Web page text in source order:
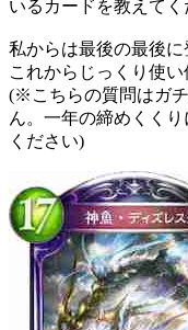
いるカードを教えてく
私からは最後の最後に
これからじっくり使い
(※こちらの質問はガ
ん。一年の締めくく
ください)